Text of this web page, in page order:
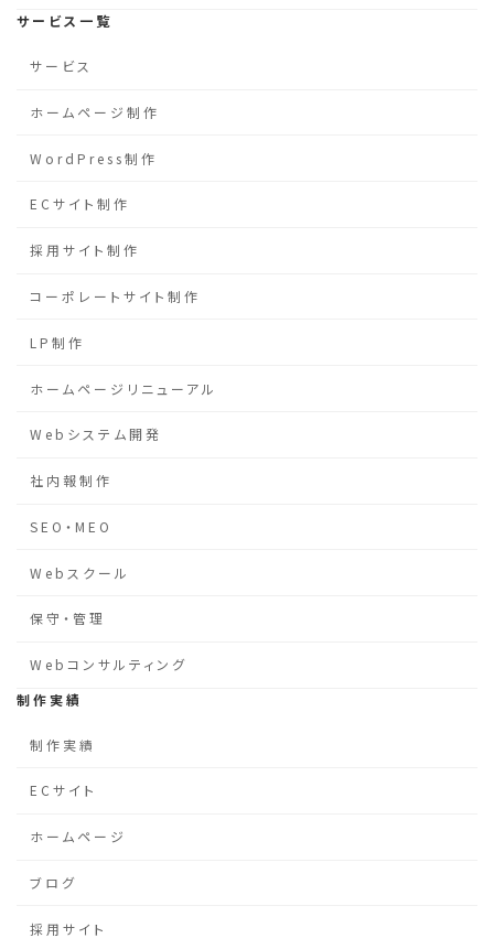
サービス一覧
サービス
ホームページ制作
WordPress制作
ECサイト制作
採用サイト制作
コーポレートサイト制作
LP制作
ホームページリニューアル
Webシステム開発
社内報制作
SEO・MEO
Webスクール
保守・管理
Webコンサルティング
制作実績
制作実績
ECサイト
ホームページ
ブログ
採用サイト